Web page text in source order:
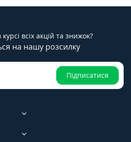
всіх акцій та знижок?
на нашу розсилку
Підписатися